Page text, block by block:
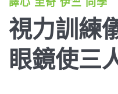
視力訓練
眼鏡使三